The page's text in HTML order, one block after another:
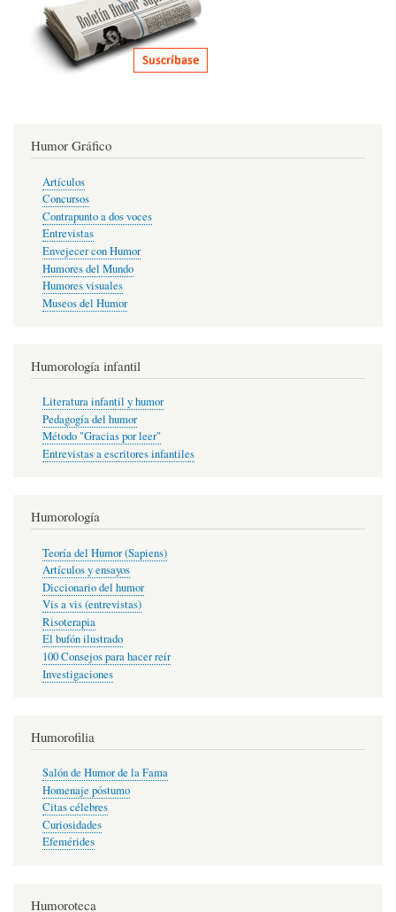
Humor Gráfico
Artículos
Concursos
Contrapunto a dos voces
Entrevistas
Envejecer con Humor
Humores del Mundo
Humores visuales
Museos del Humor
Humorología infantil
Literatura infantil y humor
Pedagogía del humor
Método "Gracias por leer"
Entrevistas a escritores infantiles
Humorología
Teoría del Humor (Sapiens)
Artículos y ensayos
Diccionario del humor
Vis a vis (entrevistas)
Risoterapia
El bufón ilustrado
100 Consejos para hacer reír
Investigaciones
Humorofilia
Salón de Humor de la Fama
Homenaje póstumo
Citas célebres
Curiosidades
Efemérides
Humoroteca